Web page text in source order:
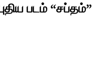
படம் “சப்தம்”